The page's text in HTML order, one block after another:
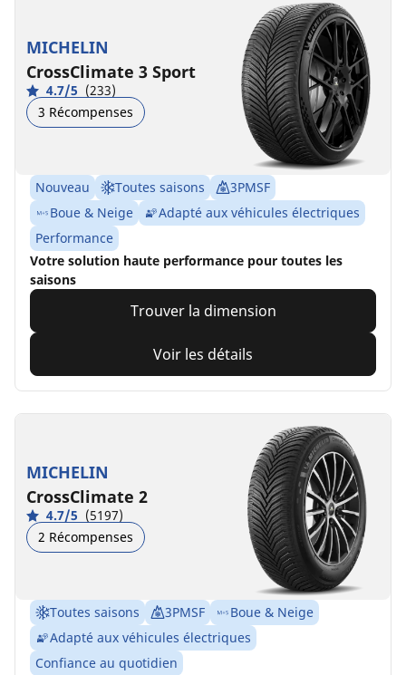
MICHELIN
CrossClimate 3 Sport
4.7/5 (233)
3 Récompenses
Nouveau Toutes saisons
3PMSF
Boue & Neige
Adapté aux véhicules électriques
Performance
Votre solution haute performance pour toutes les
saisons
Trouver la dimension
Voir les détails
MICHELIN
CrossClimate 2
4.7/5 (5197)
2 Récompenses
Toutes saisons 3PMSF
Boue & Neige
Adapté aux véhicules électriques
Confiance au quotidien